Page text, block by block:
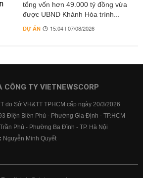
tổng vốn hơn 49.000 tỷ đồng vừa
được UBND Khánh Hòa trình...
DỰ ÁN 15:04 | 07/08/2026
TY VIETNEWSCORP
do Sở VH&TT TPHCM cấp ngày 20/3/2026
Điện Biên Phủ - Phường Gia Định - TP.HCM
Phú - Phường Ba Đình - TP. Hà Nội
Nguyễn Minh Quyết